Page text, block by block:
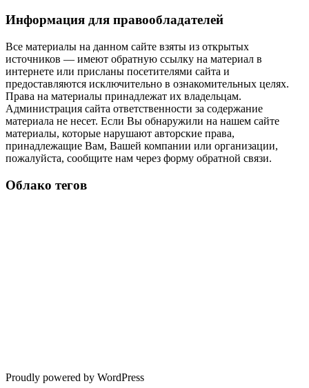
Информация для правообладателей
Все материалы на данном сайте взяты из открытых
источников — имеют обратную ссылку на материал в
интернете или присланы посетителями сайта и
предоставляются исключительно в ознакомительных целях.
Права на материалы принадлежат их владельцам.
Администрация сайта ответственности за содержание
материала не несет. Если Вы обнаружили на нашем сайте
материалы, которые нарушают авторские права,
принадлежащие Вам, Вашей компании или организации,
пожалуйста, сообщите нам через форму обратной связи.
Облако тегов
Proudly powered by WordPress